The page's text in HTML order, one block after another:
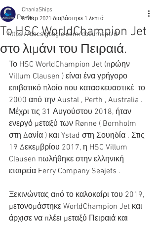
All Posts
https://docs.google.com/document/d/
To HSC WorldChampion Jet
στο λιμάνι του Πειραιά.
ChaniaShips
8 Μαρ 2021 διαβάστηκε 1 λεπτά
Το HSC WorldChampion Jet (πρώην
Villum Clausen ) είναι ένα γρήγορο
επιβατικό πλοίο που κατασκευαστικέ  το
2000 από την Austal , Perth , Australia .
Μέχρι τις 31 Αυγούστου 2018, ήταν
ενεργό μεταξύ των Rønne ( Bornholm
στη Δανία ) και Ystad στη Σουηδία . Στις
19 Δεκεμβρίου 2017, η HSC Villum
Clausen πωλήθηκε στην ελληνική
εταιρεία Ferry Company Seajets .
Ξεκινώντας από το καλοκαίρι του 2019,
μετονομάστηκε WorldChampion Jet και
άρχισε να πλέει μεταξύ Πειραιά και